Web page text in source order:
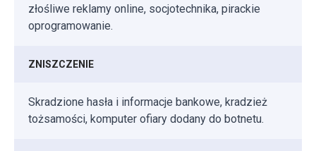
złośliwe reklamy online, socjotechnika, pirackie
oprogramowanie.
ZNISZCZENIE
Skradzione hasła i informacje bankowe, kradzież
tożsamości, komputer ofiary dodany do botnetu.